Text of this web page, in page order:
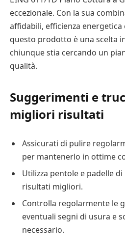
eccezionale. Con la sua
affidabili, efficienza energetica
questo prodotto è una scelta
chiunque stia cercando un
qualità.
Suggerimenti e
migliori risultati
Assicurati di pulire
per mantenerlo in ottime
Utilizza pentole e padelle
risultati migliori.
Controlla regolarmente le
eventuali segni di usura e
necessario.